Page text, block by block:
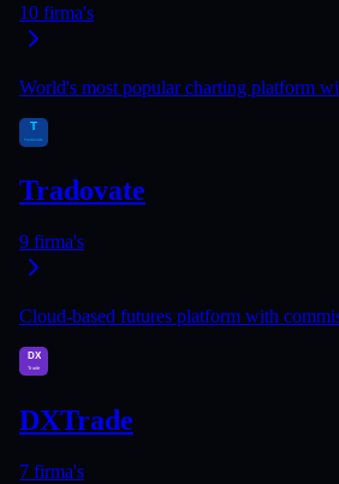
10 firma's
World's most popular charting platform
Tradovate
9 firma's
Cloud-based futures platform with
DXTrade
7 firma's